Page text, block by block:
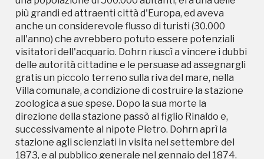
più grandi ed attraenti città d'Europa, ed aveva
anche un considerevole flusso di turisti (30.000
all'anno) che avrebbero potuto essere potenziali
visitatori dell'acquario. Dohrn riuscì a vincere i dubbi
delle autorità cittadine e le persuase ad assegnargli
gratis un piccolo terreno sulla riva del mare, nella
Villa comunale, a condizione di costruire la stazione
zoologica a sue spese. Dopo la sua morte la
direzione della stazione passò al figlio Rinaldo e,
successivamente al nipote Pietro. Dohrn aprì la
stazione agli scienziati in visita nel settembre del
1873, e al pubblico generale nel gennaio del 1874.
successivamente al nipote Pietro. Dohrn aprì la
stazione agli scienziati in visita nel settembre del
1873, e al pubblico generale nel gennaio del 1874.
Con l'intenzione di promuovere lo status
internazionale della Stazione e di garantirne
l'indipendenza politica ed economica e la libertà di
ricerca, Dohrn introdusse poi una serie di innovativi
metodi per finanziare il suo progetto. Per prima
cosa, l'affitto del lavoro e dello spazio di ricerca (il
"sistema Bench"): per una tariffa annuale, governi,
istituzioni scientifiche, fondazioni private o individui
avrebbero potuto mandare per un anno uno